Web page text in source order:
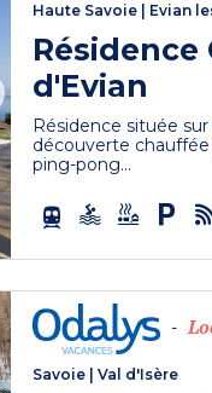
Haute Savoie Evian
Résidence
d'Evian
Résidence située
découverte chauffée
ping-pong...
-
Savoie |Val d'Isère